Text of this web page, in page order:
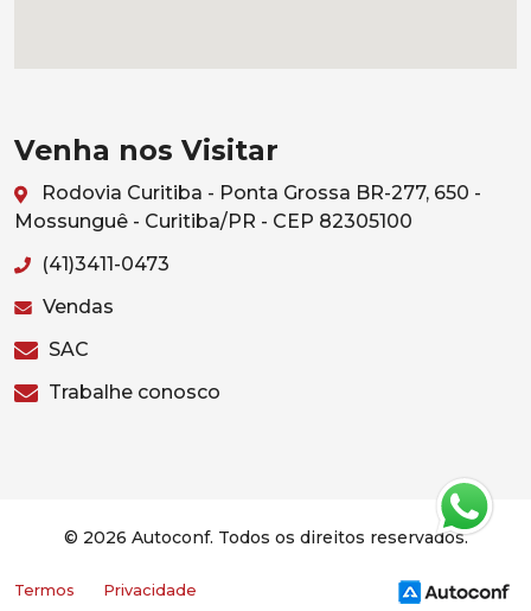
Venha nos Visitar
Rodovia Curitiba - Ponta Grossa BR-277, 650 -
Mossunguê - Curitiba/PR - CEP 82305100
(41)3411-0473
Vendas
SAC
Trabalhe conosco
© 2026 Autoconf. Todos os direitos reservados.
Termos Privacidade